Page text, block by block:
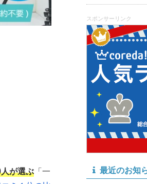
が選ぶ 「一
スポンサーリンク
最近のお知